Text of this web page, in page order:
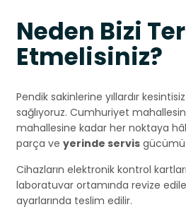
Neden Bizi
Etmelisiniz?
Pendik sakinlerine yıllardır kesintisiz
sağlıyoruz. Cumhuriyet
mahallesine kadar her noktaya
parça ve yerinde servis
Cihazların elektronik kontrol
laboratuvar ortamında revize
ayarlarında teslim edilir.